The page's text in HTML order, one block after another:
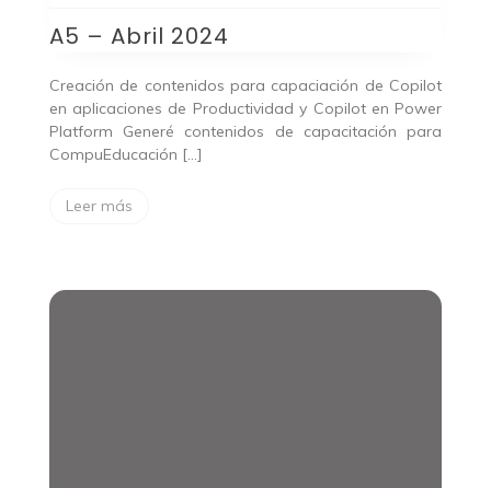
A5 – Abril 2024
Creación de contenidos para capaciación de Copilot
en aplicaciones de Productividad y Copilot en Power
Platform Generé contenidos de capacitación para
CompuEducación […]
Leer más